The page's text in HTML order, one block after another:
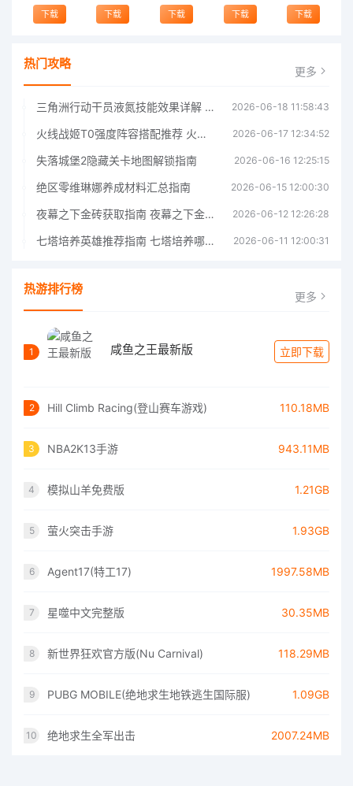
下载 下载 下载 下载 下载
热门攻略 更多
三角洲行动干员液氮技能效果详解 三角洲行动干员液氮技能介绍 2026-06-18 11:58:43
火线战姬T0强度阵容搭配推荐 火线战姬T0强度阵容哪个好 2026-06-17 12:34:52
失落城堡2隐藏关卡地图解锁指南 2026-06-16 12:25:15
绝区零维琳娜养成材料汇总指南 2026-06-15 12:00:30
夜幕之下金砖获取指南 夜幕之下金砖获取方法 2026-06-12 12:26:28
七塔培养英雄推荐指南 七塔培养哪个英雄好 2026-06-11 12:00:31
热游排行榜 更多
1 咸鱼之王最新版 立即下载
2 Hill Climb Racing(登山赛车游戏) 110.18MB
3 NBA2K13手游 943.11MB
4 模拟山羊免费版 1.21GB
5 萤火突击手游 1.93GB
6 Agent17(特工17) 1997.58MB
7 星噬中文完整版 30.35MB
8 新世界狂欢官方版(Nu Carnival) 118.29MB
9 PUBG MOBILE(绝地求生地铁逃生国际服) 1.09GB
10 绝地求生全军出击 2007.24MB